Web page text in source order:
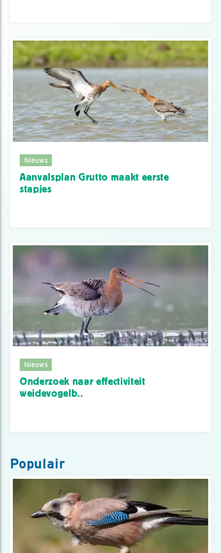
Nieuws
Aanvalsplan Grutto maakt eerste
stapjes
Nieuws
Onderzoek naar effectiviteit
weidevogelb..
Populair